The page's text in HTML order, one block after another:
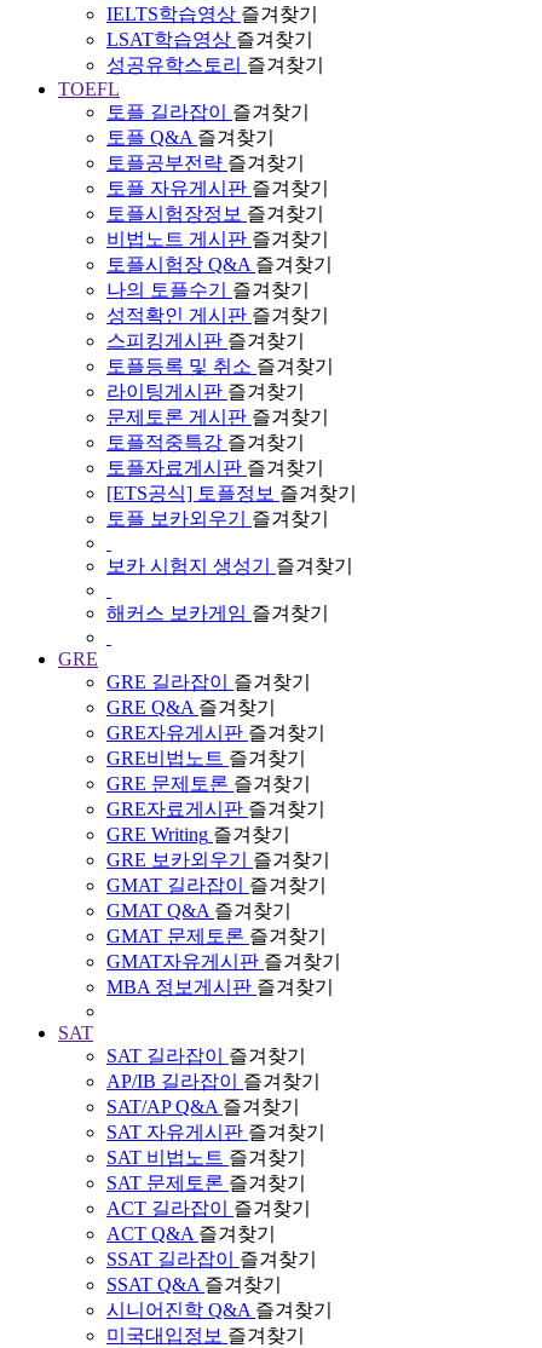
IELTS학습영상 즐겨찾기
LSAT학습영상 즐겨찾기
성공유학스토리 즐겨찾기
TOEFL
토플 길라잡이
즐겨찾기
토플 Q&A 즐겨찾기
토플공부전략 즐겨찾기
토플 자유게시판 즐겨찾기
토플시험장정보 즐겨찾기
비법노트 게시판 즐겨찾기
토플시험장 Q&A 즐겨찾기
나의 토플수기
즐겨찾기
성적확인 게시판 즐겨찾기
스피킹게시판 즐겨찾기
토플등록 및 취소 즐겨찾기
라이팅게시판 즐겨찾기
문제토론 게시판 즐겨찾기
토플적중특강 즐겨찾기
토플자료게시판 즐겨찾기
[ETS공식] 토플정보 즐겨찾기
토플 보카외우기
즐겨찾기
보카 시험지 생성기 즐겨찾기
해커스 보카게임 즐겨찾기
GRE
GRE 길라잡이
즐겨찾기
GRE Q&A 즐겨찾기
GRE자유게시판 즐겨찾기
GRE비법노트 즐겨찾기
GRE 문제토론 즐겨찾기
GRE자료게시판 즐겨찾기
GRE Writing 즐겨찾기
GRE 보카외우기
즐겨찾기
GMAT 길라잡이
즐겨찾기
GMAT Q&A 즐겨찾기
GMAT 문제토론 즐겨찾기
GMAT자유게시판 즐겨찾기
MBA 정보게시판 즐겨찾기
SAT
SAT 길라잡이
즐겨찾기
AP/IB 길라잡이
즐겨찾기
SAT/AP Q&A 즐겨찾기
SAT 자유게시판 즐겨찾기
SAT 비법노트 즐겨찾기
SAT 문제토론 즐겨찾기
ACT 길라잡이
즐겨찾기
ACT Q&A 즐겨찾기
SSAT 길라잡이
즐겨찾기
SSAT Q&A 즐겨찾기
시니어진학 Q&A 즐겨찾기
미국대입정보 즐겨찾기